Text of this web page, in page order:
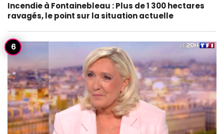
Incendie à Fontainebleau : Plus de 1 300 hectares
ravagés, le point sur la situation actuelle